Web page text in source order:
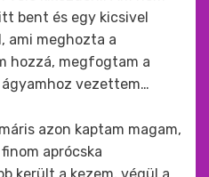
bent és egy kicsivel
ami meghozta a
hozzá, megfogtam a
vezettem…
azon kaptam magam,
aprócska